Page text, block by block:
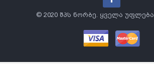
© 2020 შპს ნორბე. ყველა